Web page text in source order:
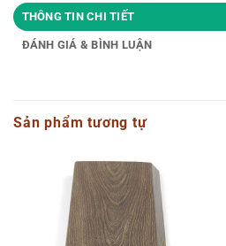
THÔNG TIN CHI TIẾT
ĐÁNH GIÁ & BÌNH LUẬN
Sản phẩm tương tự